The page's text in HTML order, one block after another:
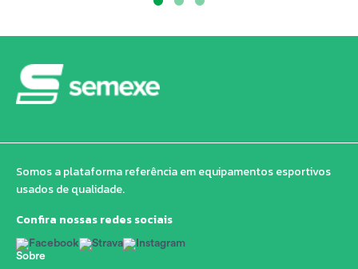
Somos a plataforma referência em equipamentos esportivos
usados de qualidade.
Confira nossas redes sociais
Sobre